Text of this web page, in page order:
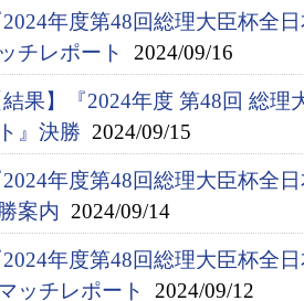
2024年度第48回総理大臣杯全
チレポート
2024/09/16
結果】『2024年度 第48回 総
』決勝 2024/09/15
2024年度第48回総理大臣杯全
案内 2024/09/14
2024年度第48回総理大臣杯全
ッチレポート
2024/09/12